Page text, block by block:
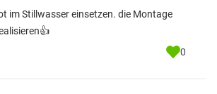
im Stillwasser einsetzen. die Montage
0